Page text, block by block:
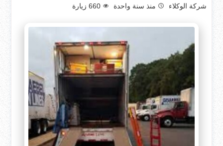
شركة الوكلاء منذ سنة واحدة 660 زيارة